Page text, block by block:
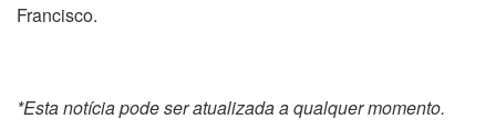
Francisco.
*Esta notícia pode ser atualizada a qualquer momento.